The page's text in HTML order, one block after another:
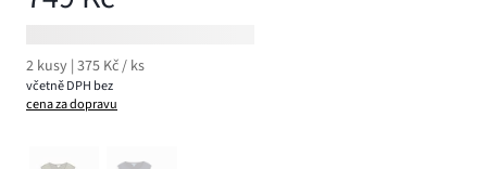
2 kusy | 375 Kč / ks
včetně DPH bez
cena za dopravu